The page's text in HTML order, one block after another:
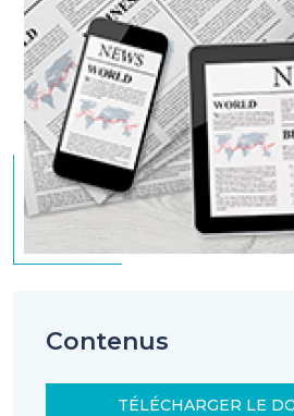
Contenus
TÉLÉCHARGER LE